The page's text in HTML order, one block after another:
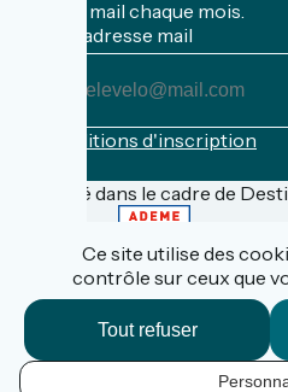
boîte mail chaque mois.
Mon adresse mail
Mon
adresse
Conditions d'inscription
Financé dans le cadre de
FAQ
Espace Pro
Espace Presse
Accueil Vélo
Ce site utilise des
contrôle sur ceux que
Tout refuser